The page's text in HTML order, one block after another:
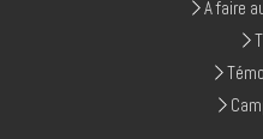
A faire